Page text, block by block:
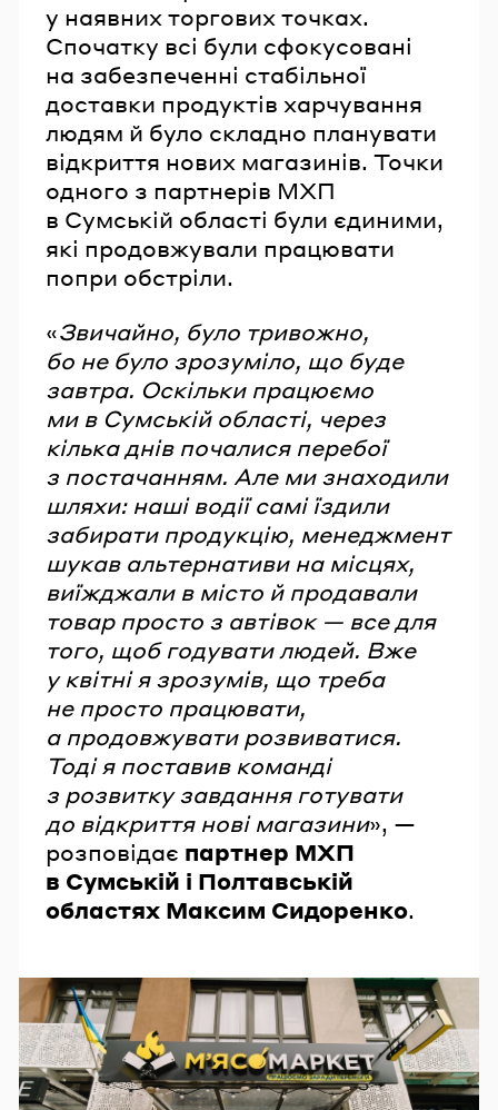
у наявних торгових точках.
Спочатку всі були сфокусовані
на забезпеченні стабільної
доставки продуктів харчування
людям й було складно планувати
відкриття нових магазинів. Точки
одного з партнерів МХП
в Сумській області були єдиними,
які продовжували працювати
попри обстріли.
«Звичайно, було тривожно,
бо не було зрозуміло, що буде
завтра. Оскільки працюємо
ми в Сумській області, через
кілька днів почалися перебої
з постачанням. Але ми знаходили
шляхи: наші водії самі їздили
забирати продукцію, менеджмент
шукав альтернативи на місцях,
виїжджали в місто й продавали
товар просто з автівок — все для
того, щоб годувати людей. Вже
у квітні я зрозумів, що треба
не просто працювати,
а продовжувати розвиватися.
Тоді я поставив команді
з розвитку завдання готувати
до відкриття нові магазини», —
розповідає партнер МХП
в Сумській і Полтавській
областях Максим Сидоренко.